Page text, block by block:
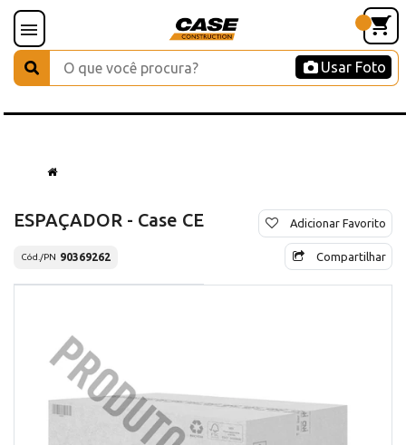
Usar Foto
ESPAÇADOR - Case CE
Cód./PN 90369262
Adicionar Favorito
Compartilhar